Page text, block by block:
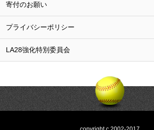
寄付のお願い
プライバシーポリシー
LA28強化特別委員会